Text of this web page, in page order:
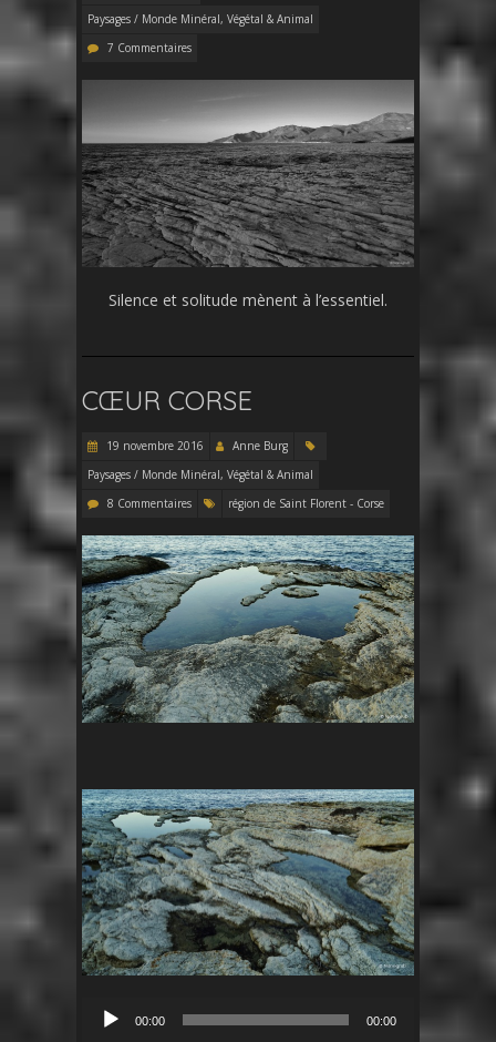
Paysages / Monde Minéral, Végétal & Animal
7 Commentaires
Silence et solitude mènent à l’essentiel.
CŒUR CORSE
19 novembre 2016
Anne Burg
Paysages / Monde Minéral, Végétal & Animal
8 Commentaires
région de Saint Florent - Corse
Lecteur
audio
00:00 00:00